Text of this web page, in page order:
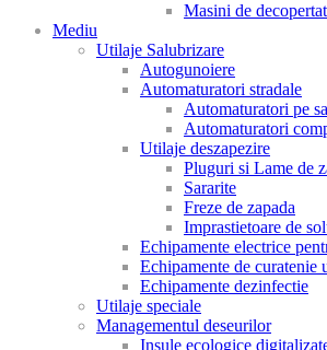
Masini de
Mediu
Utilaje Salubrizare
Autogunoiere
Automaturatori stradale
Automaturatori pe
Automaturatori
Utilaje deszapezire
Pluguri si Lame de
Sararite
Freze de zapada
Imprastietoare de
Echipamente electrice
Echipamente de curatenie
Echipamente dezinfectie
Utilaje speciale
Managementul deseurilor
Insule ecologice